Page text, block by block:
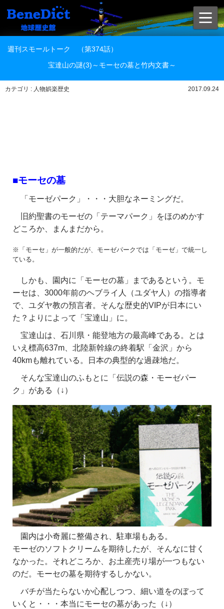
週刊スモールトーク （第374話）
宝達山の謎(3)～モーセの墓と竹内文書～
カテゴリ : 人物娯楽歴史 2017.09.24
■モーセの墓
「モーゼパーク」・・・大胆なネーミングだ。
旧約聖書のモーゼの「テーマパーク」をほのめかす
どころか、まんまだから。
※「モーセ」が一般的だが、モーゼパークでは「モーゼ」で統一し
ている。
しかも、園内に「モーセの墓」まであるという。モ
ーセは、3000年前のヘブライ人（ユダヤ人）の指導者
で、ユダヤ教の預言者。そんな歴史的VIPが日本にい
た？よりによって「宝達山」に。
宝達山は、石川県・能登地方の最高峰である。とは
いえ標高637m、北陸新幹線の終着駅「金沢」から
40kmも離れている。日本の典型的な過疎地だ。
そんな宝達山のふもとに「伝説の森・モーゼパー
ク」がある（↓）
園内は小奇麗に整備され、駐車場もある。
モーゼのソフトクリームを期待したが、そんなに甘く
なかった。それどころか、お土産売り場が一つもない
のだ。モーセの墓を期待するしかない。
バチが当たらないか心配しつつ、細い道をのぼって
いくと・・・本当にモーセの墓があった（↓）